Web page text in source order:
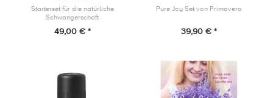
Starterset für die natürliche
Schwangerschaft
49,00 € *
Pure Joy Set von Primavera
39,90 € *